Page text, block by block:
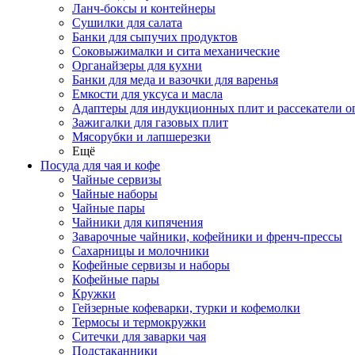
Ланч-боксы и контейнеры
Сушилки для салата
Банки для сыпучих продуктов
Соковыжималки и сита механические
Органайзеры для кухни
Банки для меда и вазочки для варенья
Емкости для уксуса и масла
Адаптеры для индукционных плит и рассекатели
Зажигалки для газовых плит
Мясорубки и лапшерезки
Ещё
Посуда для чая и кофе
Чайные сервизы
Чайные наборы
Чайные пары
Чайники для кипячения
Заварочные чайники, кофейники и френч-прессы
Сахарницы и молочники
Кофейные сервизы и наборы
Кофейные пары
Кружки
Гейзерные кофеварки, турки и кофемолки
Термосы и термокружки
Ситечки для заварки чая
Подстаканники